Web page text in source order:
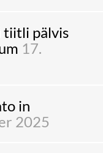
tiitli pälvis
17.
in
2025